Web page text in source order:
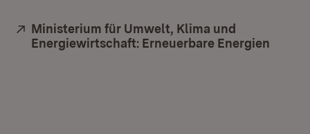
Extern:
Ministerium für Umwelt, Klima und
Energiewirtschaft: Erneuerbare Energien